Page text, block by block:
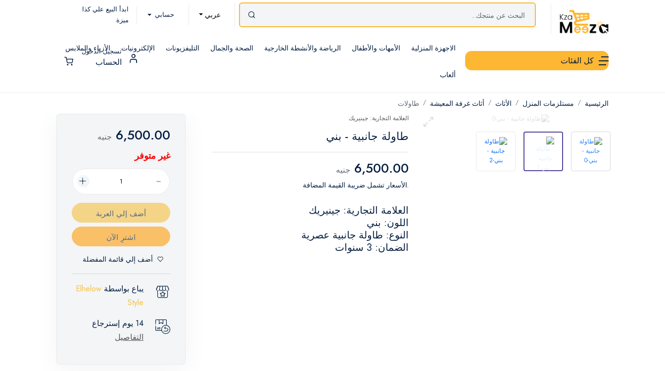
عربي حسابي
ابدأ البيع علي كذا
ميزة
كل الفئات
الاجهزة المنزلية الأمهات والأطفال الرياضة والأنشطة الخارجية الصحة والجمال التليفزيونات الإلكترونيات الأزياء والملابس
ألعاب
تسجيل الدخول
الحساب
الرئيسية مستلزمات المنزل الأثاث أثاث غرفة المعيشة طاولات
العلامة التجارية: جينيريك
طاولة جانبية - بني
6,500.00 جنيه
.الأسعار تشمل ضريبة القيمة المضافة
العلامة التجارية: جينيريك
اللون: بني
النوع: طاولة جانبية عصرية
الضمان: 3 سنوات
6,500.00 جنيه
غير متوفر
أضف إلي العربة
اشترِ الآن
أضف إلي قائمة المفضلة
يباع بواسطة Elhelow
Style
14 يوم إسترجاع
التفاصيل